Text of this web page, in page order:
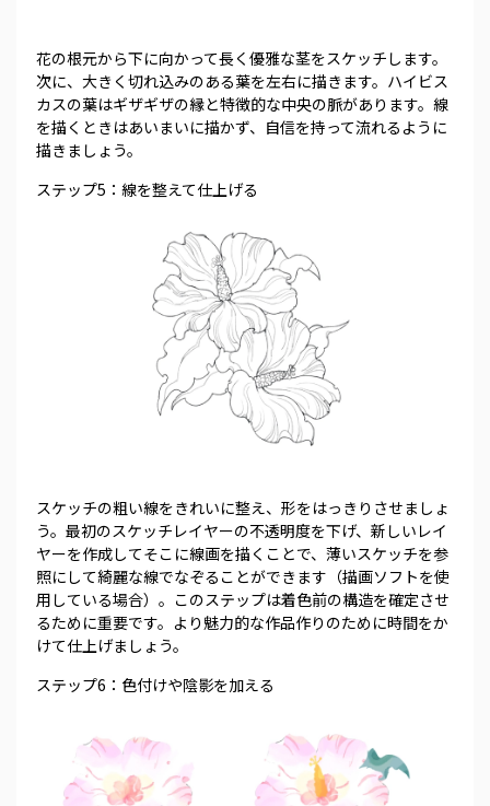
花の根元から下に向かって長く優雅な茎をスケッチします。
次に、大きく切れ込みのある葉を左右に描きます。ハイビス
カスの葉はギザギザの縁と特徴的な中央の脈があります。線
を描くときはあいまいに描かず、自信を持って流れるように
描きましょう。
ステップ5：線を整えて仕上げる
スケッチの粗い線をきれいに整え、形をはっきりさせましょ
う。最初のスケッチレイヤーの不透明度を下げ、新しいレイ
ヤーを作成してそこに線画を描くことで、薄いスケッチを参
照にして綺麗な線でなぞることができます（描画ソフトを使
用している場合）。このステップは着色前の構造を確定させ
るために重要です。より魅力的な作品作りのために時間をか
けて仕上げましょう。
ステップ6：色付けや陰影を加える